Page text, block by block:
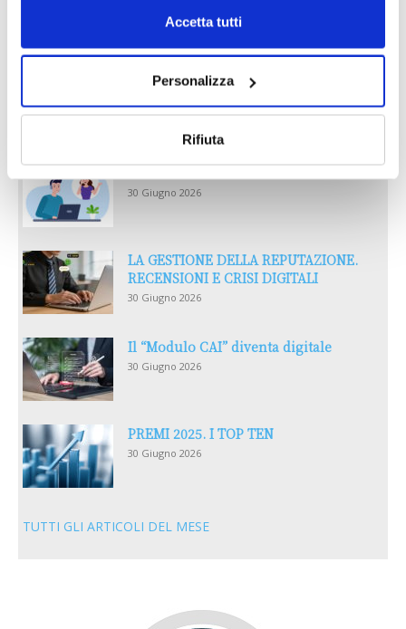
Accetta tutti
Personalizza
Rifiuta
30 Giugno 2026
LA GESTIONE DELLA REPUTAZIONE.
RECENSIONI E CRISI DIGITALI
30 Giugno 2026
Il “Modulo CAI” diventa digitale
30 Giugno 2026
PREMI 2025. I TOP TEN
30 Giugno 2026
TUTTI GLI ARTICOLI DEL MESE